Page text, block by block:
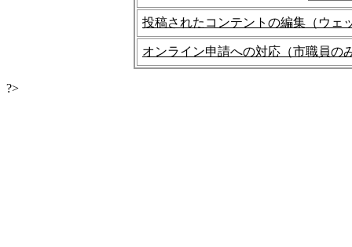
投稿されたコンテントの編集（ウェ
オンライン申請への対応（市職員の
?>